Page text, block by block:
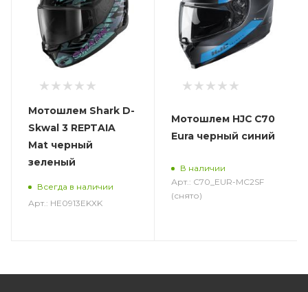
Мотошлем Shark D-
Skwal 3 REPTAIA
Mat черный
зеленый
Всегда в наличии
Арт.: HE0913EKXK
Мотошлем HJC C70
Eura черный синий
В наличии
Арт.: C70_EUR-MC2SF
(снято)